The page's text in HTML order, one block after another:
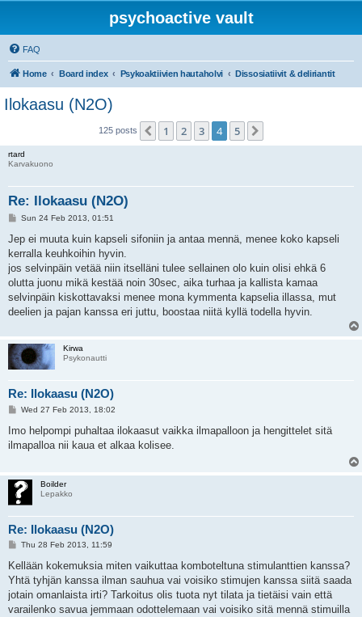
psychoactive vault
FAQ
Home Board index Psykoaktiivien hautaholvi Dissosiatiivit & deliriantit
Ilokaasu (N2O)
125 posts Previous
1 2 3 4 5
rtard
Karvakuono
Re: Ilokaasu (N2O)
P
s
t
Sun 24 Feb 2013, 01:51
Jep ei muuta kuin kapseli sifoniin ja antaa mennä, menee koko kapseli
kerralla keuhkoihin hyvin.
jos selvinpäin vetää niin itselläni tulee sellainen olo kuin olisi ehkä 6
olutta juonu mikä kestää noin 30sec, aika turhaa ja kallista kamaa
selvinpäin kiskottavaksi menee mona kymmenta kapselia illassa, mut
deelien ja pajan kanssa eri juttu, boostaa niitä kyllä todella hyvin.
Kirwa
Psykonautti
Re: Ilokaasu (N2O)
P
s
Wed 27 Feb 2013, 18:02
Imo helpompi puhaltaa ilokaasut vaikka ilmapalloon ja hengittelet sitä
ilmapalloa nii kaua et alkaa kolisee.
Boilder
Lepakko
Re: Ilokaasu (N2O)
P
s
Thu 28 Feb 2013, 11:59
Kellään kokemuksia miten vaikuttaa komboteltuna stimulanttien kanssa?
Yhtä tyhjän kanssa ilman sauhua vai voisiko stimujen kanssa siitä saada
jotain omanlaista irti? Tarkoitus olis tuota nyt tilata ja tietäisi vain että
varailenko savua jemmaan odottelemaan vai voisiko sitä mennä stimuilla